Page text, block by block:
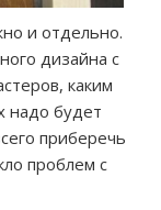
и отдельно.
дизайна с
каким
надо будет
приберечь
проблем с